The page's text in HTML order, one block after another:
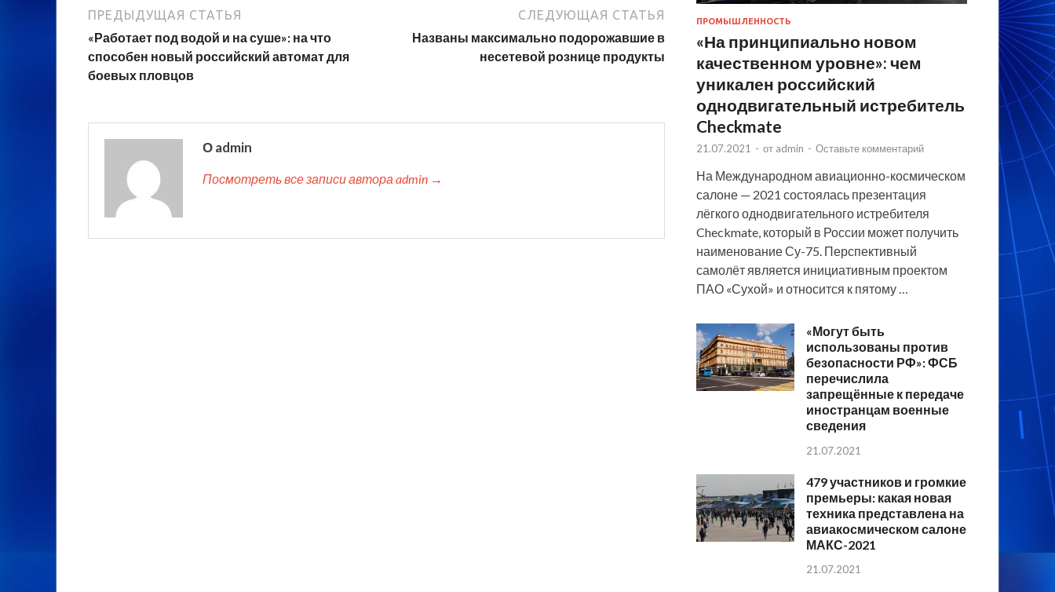
ПРЕДЫДУЩАЯ СТАТЬЯ
«Работает под водой и на суше»: на что
способен новый российский автомат для
боевых пловцов
СЛЕДУЮЩАЯ СТАТЬЯ
Названы максимально подорожавшие в
несетевой рознице продукты
О admin
Посмотреть все записи автора admin →
ПРОМЫШЛЕННОСТЬ
«На принципиально новом
качественном уровне»: чем
уникален российский
однодвигательный истребитель
Checkmate
21.07.2021 - от admin - Оставьте комментарий
На Международном авиационно-космическом
салоне — 2021 состоялась презентация
лёгкого однодвигательного истребителя
Checkmate, который в России может получить
наименование Су-75. Перспективный
самолёт является инициативным проектом
ПАО «Сухой» и относится к пятому …
«Могут быть
использованы против
безопасности РФ»: ФСБ
перечислила
запрещённые к передаче
иностранцам военные
сведения
21.07.2021
479 участников и громкие
премьеры: какая новая
техника представлена на
авиакосмическом салоне
МАКС-2021
21.07.2021